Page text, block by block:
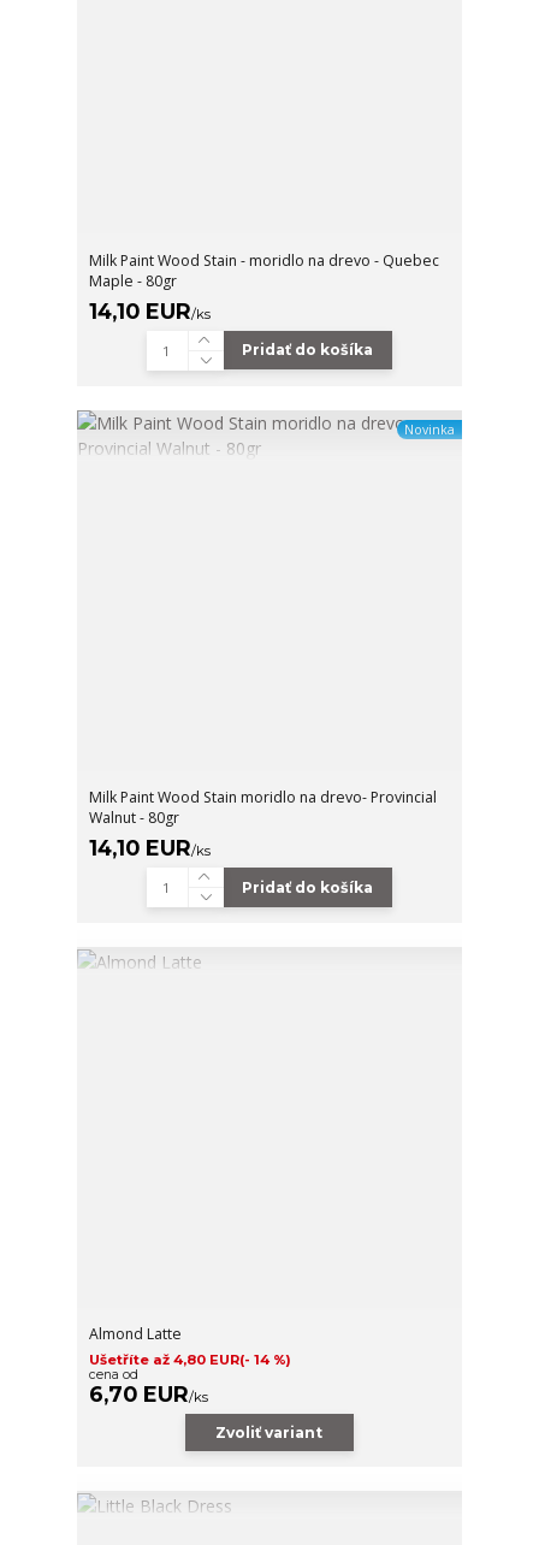
Milk Paint Wood Stain - moridlo na drevo - Quebec
Maple - 80gr
14,10 EUR/ks
Pridať do košíka
Novinka
Milk Paint Wood Stain moridlo na drevo- Provincial
Walnut - 80gr
14,10 EUR/ks
Pridať do košíka
Almond Latte
Ušetříte až 4,80 EUR(- 14 %)
cena od
6,70 EUR/ks
Zvoliť variant